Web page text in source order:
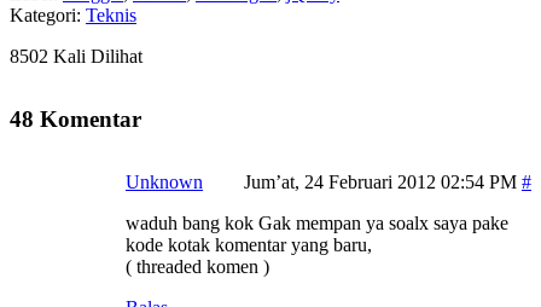
Kategori: Teknis
8502 Kali Dilihat
48 Komentar
Unknown
Jum’at, 24 Februari 2012 02:54 PM
waduh bang kok Gak mempan ya soalx saya pake
kode kotak komentar yang baru,
( threaded komen )